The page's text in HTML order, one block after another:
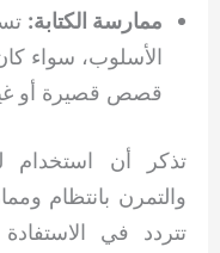
ممارسة الكتابة:
الأسلوب، سواء
قصص قصيرة أو
تذكر أن استخدام
والتمرن بانتظام
تتردد في